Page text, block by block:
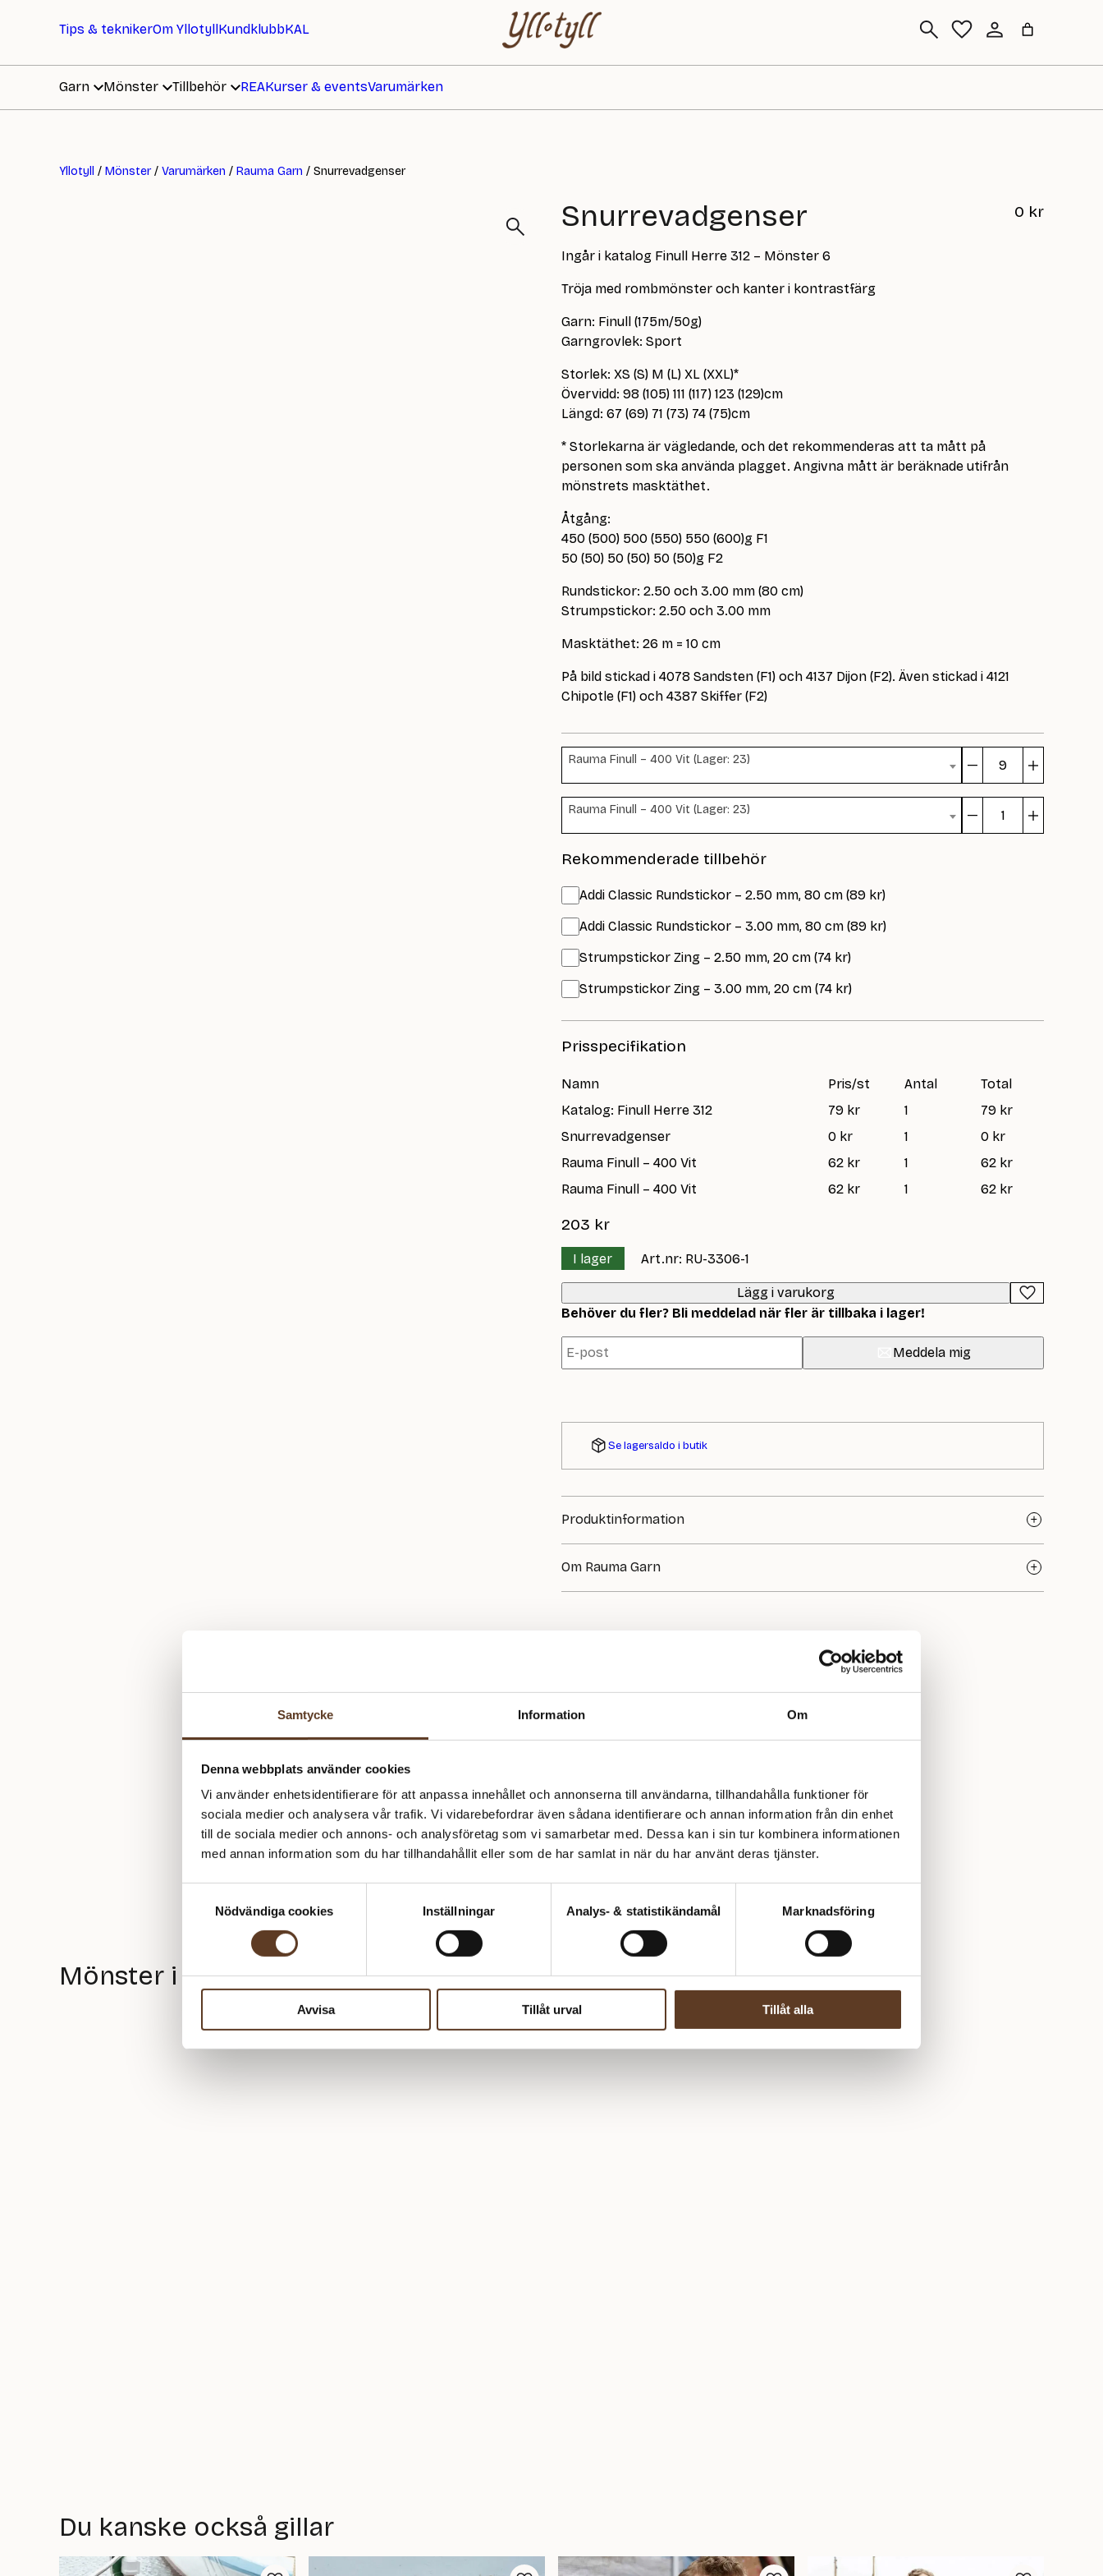
Samtycke Information Om
Denna webbplats använder cookies
Vi använder enhetsidentifierare för att anpassa innehållet och annonserna till användarna, tillhandahålla funktioner för
sociala medier och analysera vår trafik. Vi vidarebefordrar även sådana identifierare och annan information från din enhet
till de sociala medier och annons- och analysföretag som vi samarbetar med. Dessa kan i sin tur kombinera informationen
med annan information som du har tillhandahållit eller som de har samlat in när du har använt deras tjänster.
Nödvändiga cookies
Inställningar Analys- & statistikändamål Marknadsföring
Avvisa Tillåt urval Tillåt alla
Tips & teknikerOm Yllotyll KundklubbKAL
Garn
Mönster Tillbehör REAKurser & eventsVarumärken
Yllotyll / Mönster/ Varumärken / Rauma Garn / Snurrevadgenser
Snurrevadgenser 0 kr
Ingår i katalog Finull Herre 312 – Mönster 6
Tröja med rombmönster och kanter i kontrastfärg
Garn: Finull (175m/50g)
Garngrovlek: Sport
Storlek: XS (S) M (L) XL (XXL)*
Övervidd: 98 (105) 111 (117) 123 (129)cm
Längd: 67 (69) 71 (73) 74 (75)cm
* Storlekarna är vägledande, och det rekommenderas att ta mått på
personen som ska använda plagget. Angivna mått är beräknade utifrån
mönstrets masktäthet.
Åtgång:
450 (500) 500 (550) 550 (600)g F1
50 (50) 50 (50) 50 (50)g F2
Rundstickor: 2.50 och 3.00 mm (80 cm)
Strumpstickor: 2.50 och 3.00 mm
Masktäthet: 26 m = 10 cm
På bild stickad i 4078 Sandsten (F1) och 4137 Dijon (F2). Även stickad i 4121
Chipotle (F1) och 4387 Skiffer (F2)
Rauma Finull – 400 Vit (Lager: 23)
mängd
Rauma Finull – 400 Vit (Lager: 23)
Rekommenderade tillbehör
Addi Classic Rundstickor – 2.50 mm, 80 cm (89 kr)
Addi Classic Rundstickor – 3.00 mm, 80 cm (89 kr)
Strumpstickor Zing – 2.50 mm, 20 cm (74 kr)
Strumpstickor Zing – 3.00 mm, 20 cm (74 kr)
Prisspecifikation
Namn Pris/st Antal
Total
Katalog: Finull Herre 312
79 kr 1
79 kr
Snurrevadgenser
0 kr 1
0 kr
Rauma Finull – 400 Vit
62 kr 1
62 kr
Rauma Finull – 400 Vit
62 kr 1 62 kr
203 kr
I lager Art.nr: RU-3306-1
Lägg i varukorg
Behöver du fler? Bli meddelad när fler är tillbaka i lager!
Meddela mig
Se lagersaldo i butik
Produktinformation
Om Rauma Garn
Mönster i Snurrevadgenser
Du kanske också gillar